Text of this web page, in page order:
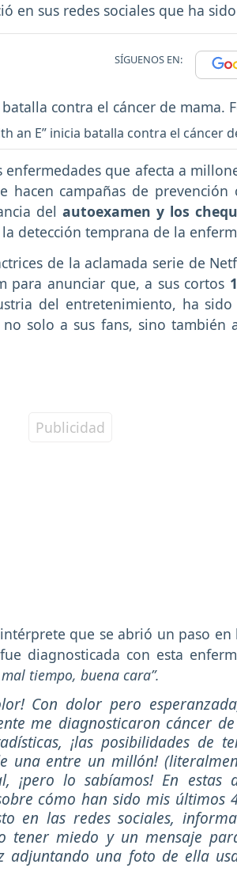
en sus redes sociales que ha
SÍGUENOS EN:
an E” inicia batalla contra el cáncer
enfermedades que afecta a
hacen campañas de prevención
del autoexamen y los
detección temprana de la
de la aclamada serie de
para anunciar que, a sus cortos
del entretenimiento, ha sido
solo a sus fans, sino también
que se abrió un paso en
diagnosticada con esta
mal tiempo, buena cara”.
Con dolor pero
me diagnosticaron cáncer
¡las posibilidades de
una entre un millón!
¡pero lo sabíamos! En estas
cómo han sido mis últimos
en las redes sociales,
tener miedo y un mensaje
adjuntando una foto de ella